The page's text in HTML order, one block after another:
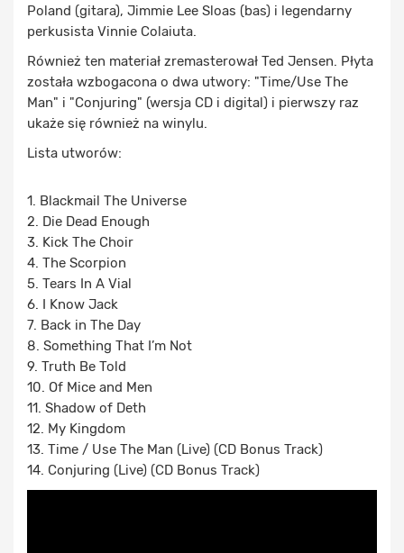
Poland (gitara), Jimmie Lee Sloas (bas) i legendarny
perkusista Vinnie Colaiuta.
Również ten materiał zremasterował Ted Jensen. Płyta
została wzbogacona o dwa utwory: "Time/Use The
Man" i "Conjuring" (wersja CD i digital) i pierwszy raz
ukaże się również na winylu.
Lista utworów:
1. Blackmail The Universe
2. Die Dead Enough
3. Kick The Choir
4. The Scorpion
5. Tears In A Vial
6. I Know Jack
7. Back in The Day
8. Something That I’m Not
9. Truth Be Told
10. Of Mice and Men
11. Shadow of Deth
12. My Kingdom
13. Time / Use The Man (Live) (CD Bonus Track)
14. Conjuring (Live) (CD Bonus Track)